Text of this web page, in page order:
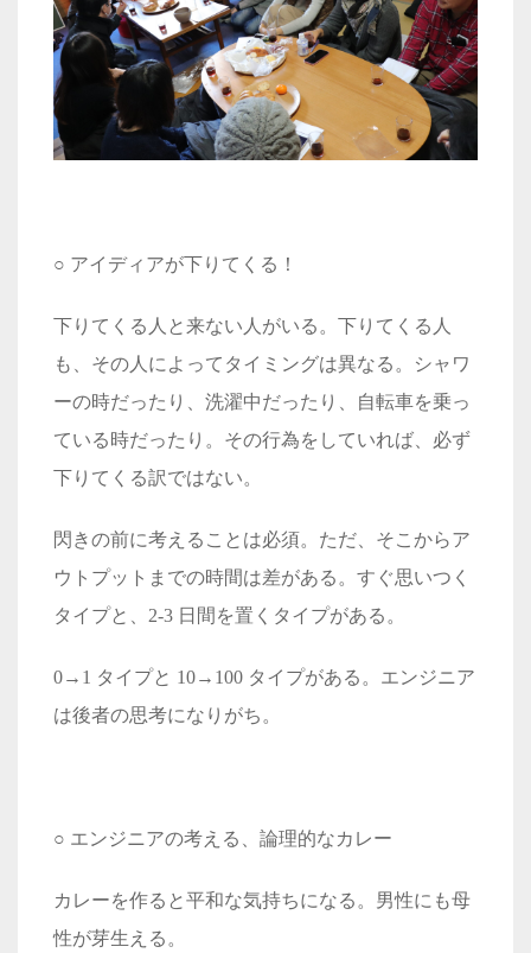
○ アイディアが下りてくる！
下りてくる人と来ない人がいる。下りてくる人
も、その人によってタイミングは異なる。シャワ
ーの時だったり、洗濯中だったり、自転車を乗っ
ている時だったり。その行為をしていれば、必ず
下りてくる訳ではない。
閃きの前に考えることは必須。ただ、そこからア
ウトプットまでの時間は差がある。すぐ思いつく
タイプと、2-3 日間を置くタイプがある。
0→1 タイプと 10→100 タイプがある。エンジニア
は後者の思考になりがち。
○ エンジニアの考える、論理的なカレー
カレーを作ると平和な気持ちになる。男性にも母
性が芽生える。